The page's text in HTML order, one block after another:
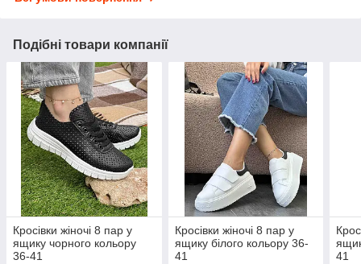
Подібні товари компанії
Кросівки жіночі 8 пар у
ящику чорного кольору
36-41
Кросівки жіночі 8 пар у
ящику білого кольору 36-
41
41